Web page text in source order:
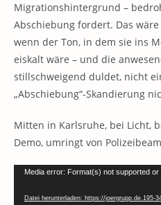
Migrationshintergrund –
Abschiebung fordert. Das
wenn der Ton, in dem sie ins
eiskalt wäre – und die
stillschweigend duldet, nicht
„Abschiebung“-Skandierung
Mitten in Karlsruhe, bei Licht,
Demo, umringt von
Video-
Media error: Format(s) not supported
Datei herunterladen: https://joergrupp.de.195-